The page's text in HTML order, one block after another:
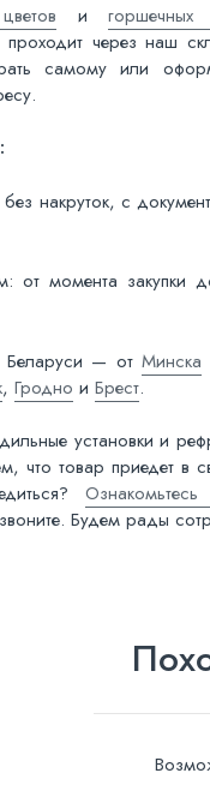
игоршечных
проходит через наш
самому или
накруток, с
от момента закупки
Беларуси — отМинска
, Гродно и Брест.
установки и
что товар приедет в
Будем рады